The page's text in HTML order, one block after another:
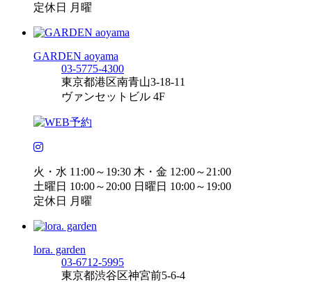
定休日 月曜
GARDEN aoyama
03-5775-4300
東京都港区南青山3-18-11
ヴァンセットビル 4F
火・水 11:00～19:30 木・金 12:00～21:00
土曜日 10:00～20:00 日曜日 10:00～19:00
定休日 月曜
lora. garden
03-6712-5995
東京都渋谷区神宮前5-6-4